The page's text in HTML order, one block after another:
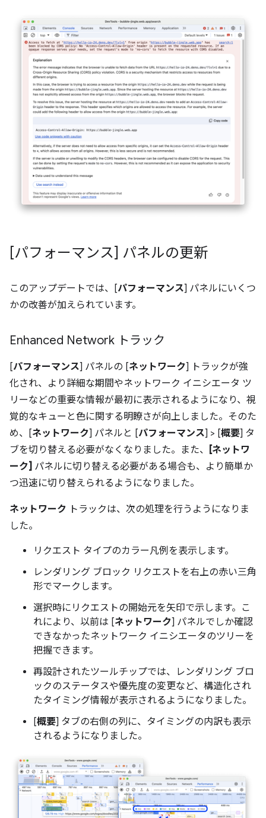
[パフォーマンス] パネルの更新
このアップデートでは、[パフォーマンス] パネルにいくつ
かの改善が加えられています。
Enhanced Network トラック
[パフォーマンス] パネルの [ネットワーク] トラックが強
化され、より詳細な期間やネットワーク イニシエータ ツ
リーなどの重要な情報が最初に表示されるようになり、視
覚的なキューと色に関する明瞭さが向上しました。そのた
め、[ネットワーク] パネルと [パフォーマンス] > [概要] タ
ブを切り替える必要がなくなりました。また、
[ネットワ
ーク] パネルに切り替える必要がある場合も、より簡単か
つ迅速に切り替えられるようになりました。
ネットワーク トラックは、次の処理を行うようになりま
した。
リクエスト タイプのカラー凡例を表示します。
レンダリング ブロック リクエストを右上の赤い三角
形でマークします。
選択時にリクエストの開始元を矢印で示します。こ
れにより、以前は [ネットワーク] パネルでしか確認
できなかったネットワーク イニシエータのツリーを
把握できます。
再設計されたツールチップでは、レンダリング ブロ
ックのステータスや優先度の変更など、構造化され
たタイミング情報が表示されるようになりました。
[概要] タブの右側の列に、タイミングの内訳も表示
されるようになりました。